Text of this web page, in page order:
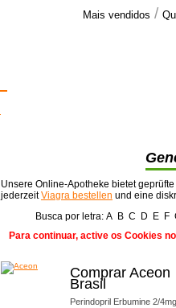
Mais vendidos /
Unsere Online-Apotheke bietet
jederzeitViagra bestellen und eine
Busca por letra: A B C D E F
Para continuar, active os Cookies
Comprar Aceon
Brasil
Perindopril Erbumine 2/4mg